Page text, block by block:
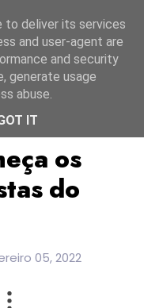
os
do
05, 2022
to deliver its services
and user-agent are
and security
generate usage
abuse.
IT